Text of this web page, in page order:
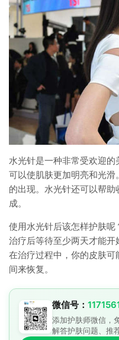
水光针是一种非常受欢迎
可以使肌肤更加明亮和光
的出现。水光针还可以帮
成。
使用水光针后该怎样护肤
治疗后等待至少两天才能
在治疗过程中，你的皮肤
间来恢复。
微信号：
添加护肤师微信，
解答护肤问题、推